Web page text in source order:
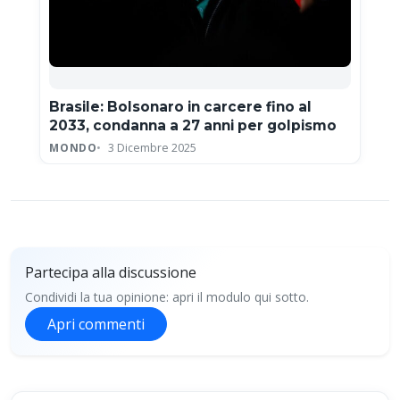
Brasile: Bolsonaro in carcere fino al
2033, condanna a 27 anni per golpismo
MONDO 3 Dicembre 2025
Partecipa alla discussione
Condividi la tua opinione: apri il modulo qui sotto.
Apri commenti